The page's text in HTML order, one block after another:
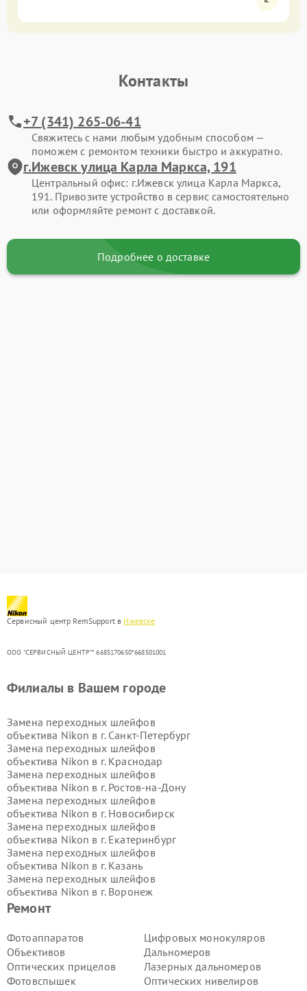
Контакты
+7 (341) 265-06-41
Свяжитесь с нами любым удобным способом —
поможем с ремонтом техники быстро и аккуратно.
г.Ижевск улица Карла Маркса, 191
Центральный офис: г.Ижевск улица Карла Маркса,
191. Привозите устройство в сервис самостоятельно
или оформляйте ремонт с доставкой.
Подробнее о доставке
Сервисный центр RemSupport в Ижевске
ООО "СЕРВИСНЫЙ ЦЕНТР"* 6685170650*668501001
Ремонт
Фотоаппаратов
Объективов
Оптических прицелов
Фотовспышек
Цифровых монокуляров
Дальномеров
Лазерных дальномеров
Оптических нивелиров
Филиалы в Вашем городе
Замена переходных шлейфов
объектива Nikon в г. Санкт-Петербург
Замена переходных шлейфов
объектива Nikon в г. Краснодар
Замена переходных шлейфов
объектива Nikon в г. Ростов-на-Дону
Замена переходных шлейфов
объектива Nikon в г. Новосибирск
Замена переходных шлейфов
объектива Nikon в г. Екатеринбург
Замена переходных шлейфов
объектива Nikon в г. Казань
Замена переходных шлейфов
объектива Nikon в г. Воронеж
Замена переходных шлейфов
Замена переходных шлейфов
объектива Nikon в г.
Самара
Замена переходных шлейфов
объектива Nikon в г.Пермь
Замена переходных шлейфов